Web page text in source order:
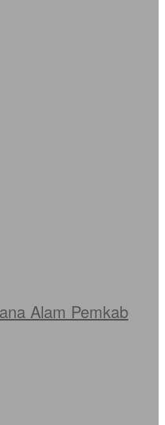
Alam Pemkab